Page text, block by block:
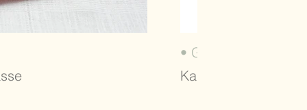
• GÖBEKLİTEPE
Karaca, türkisches